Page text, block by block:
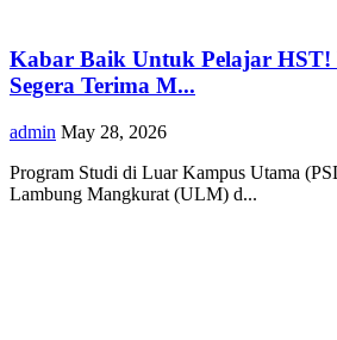
Kabar Baik Untuk Pelajar
Segera Terima M...
admin May 28, 2026
Program Studi di Luar Kampus Utama
Lambung Mangkurat (ULM) d...